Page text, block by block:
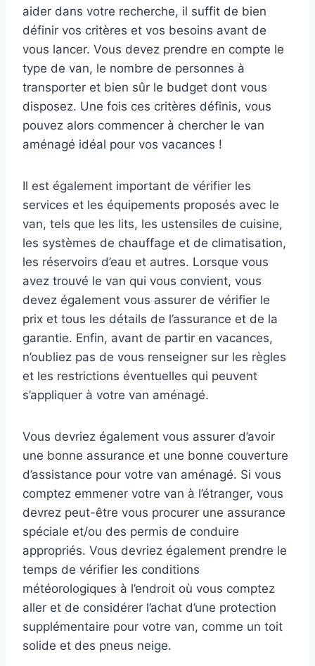
aider dans votre recherche, il suffit de bien
définir vos critères et vos besoins avant de
vous lancer. Vous devez prendre en compte le
type de van, le nombre de personnes à
transporter et bien sûr le budget dont vous
disposez. Une fois ces critères définis, vous
pouvez alors commencer à chercher le van
aménagé idéal pour vos vacances !
Il est également important de vérifier les
services et les équipements proposés avec le
van, tels que les lits, les ustensiles de cuisine,
les systèmes de chauffage et de climatisation,
les réservoirs d’eau et autres. Lorsque vous
avez trouvé le van qui vous convient, vous
devez également vous assurer de vérifier le
prix et tous les détails de l’assurance et de la
garantie. Enfin, avant de partir en vacances,
n’oubliez pas de vous renseigner sur les règles
et les restrictions éventuelles qui peuvent
s’appliquer à votre van aménagé.
Vous devriez également vous assurer d’avoir
une bonne assurance et une bonne couverture
d’assistance pour votre van aménagé. Si vous
comptez emmener votre van à l’étranger, vous
devrez peut-être vous procurer une assurance
spéciale et/ou des permis de conduire
appropriés. Vous devriez également prendre le
temps de vérifier les conditions
météorologiques à l’endroit où vous comptez
aller et de considérer l’achat d’une protection
supplémentaire pour votre van, comme un toit
solide et des pneus neige.